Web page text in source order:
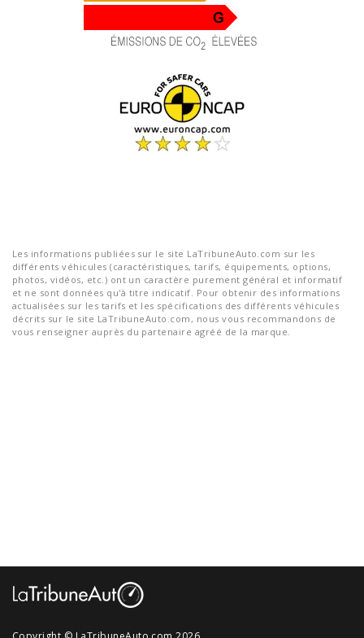
Les informations publiées sur le site LaTribuneAuto.com sur les
différents véhicules (caractéristiques, tarifs, équipements, options,
photos, vidéos, etc.) ont un caractère purement général et informatif
et ne sont données qu'à titre indicatif. Pour obtenir des informations
actualisées sur les tarifs et les spécifications des différents véhicules
décrits sur le site LaTribuneAuto.com, nous vous recommandons de
vous renseigner auprès du partenaire agréé de la marque.